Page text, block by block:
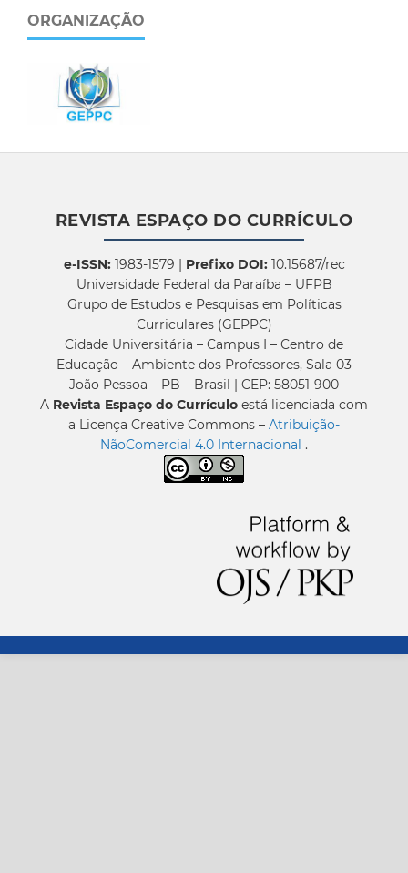
ORGANIZAÇÃO
REVISTA ESPAÇO DO CURRÍCULO
e-ISSN:1983-1579 | Prefixo DOI:10.15687/rec
Universidade Federal da Paraíba – UFPB
Grupo de Estudos e Pesquisas em Políticas
Curriculares (GEPPC)
Cidade Universitária – Campus I – Centro de
Educação – Ambiente dos Professores, Sala 03
João Pessoa – PB – Brasil | CEP: 58051-900
A Revista Espaço do Currículo está licenciada com
a Licença Creative Commons – Atribuição-
NãoComercial 4.0 Internacional .